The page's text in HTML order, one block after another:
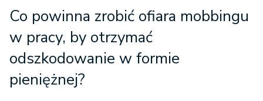
Co powinna zrobić ofiara mobbingu
w pracy, by otrzymać
odszkodowanie w formie
pieniężnej?